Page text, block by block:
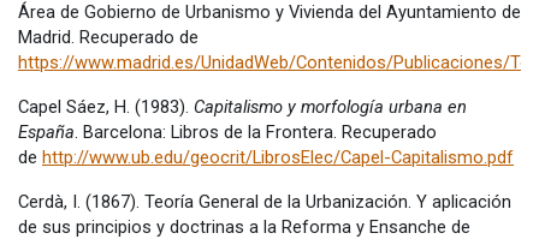
Área de Gobierno de Urbanismo y Vivienda del Ayuntamiento de
Madrid. Recuperado de
https://www.madrid.es/UnidadWeb/Contenidos/Publicaciones/
Capel Sáez, H. (1983). Capitalismo y morfología urbana en
España. Barcelona: Libros de la Frontera. Recuperado
de http://www.ub.edu/geocrit/LibrosElec/Capel-Capitalismo.pdf
Cerdà, I. (1867). Teoría General de la Urbanización. Y aplicación
de sus principios y doctrinas a la Reforma y Ensanche de